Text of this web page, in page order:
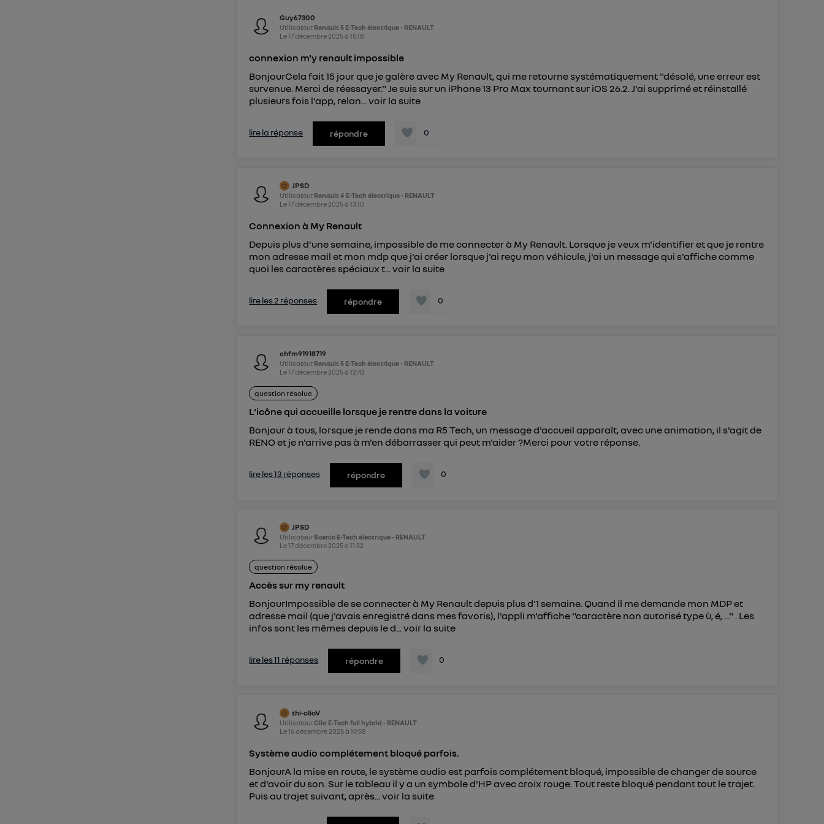
Guy67300
Utilisateur Renault 5 E-Tech électrique - RENAULT
Le17 décembre 2025à15:18
connexion m'y renault impossible
BonjourCela fait 15 jour que je galère avec My Renault, qui me retourne systématiquement "désolé, une erreur est
survenue. Merci de réessayer." Je suis sur un iPhone 13 Pro Max tournant sur iOS 26.2. J'ai supprimé et réinstallé
plusieurs fois l'app, relan...voir la suite
lire la réponse répondre 0
JPSD
Utilisateur Renault 4 E-Tech électrique - RENAULT
Le17 décembre 2025à13:10
Connexion à My Renault
Depuis plus d'une semaine, impossible de me connecter à My Renault. Lorsque je veux m'identifier et que je rentre
mon adresse mail et mon mdp que j'ai créer lorsque j'ai reçu mon véhicule, j'ai un message qui s'affiche comme
quoi les caractères spéciaux t...voir la suite
lire les 2 réponses répondre 0
chfm91918719
Utilisateur Renault 5 E-Tech électrique - RENAULT
Le17 décembre 2025à12:42
question résolue
L'icône qui accueille lorsque je rentre dans la voiture
Bonjour à tous, lorsque je rende dans ma R5 Tech, un message d'accueil apparaît, avec une animation, il s'agit de
RENO et je n'arrive pas à m'en débarrasser qui peut m'aider ?Merci pour votre réponse.
lire les 13 réponses répondre 0
JPSD
UtilisateurScenic E-Tech électrique - RENAULT
Le17 décembre 2025à11:32
question résolue
Accès sur my renault
BonjourImpossible de se connecter à My Renault depuis plus d'1 semaine. Quand il me demande mon MDP et
adresse mail (que j'avais enregistré dans mes favoris), l'appli m'affiche "caractère non autorisé type ù, é, ..." . Les
infos sont les mêmes depuis le d...voir la suite
lire les 11 réponses répondre 0
thi-clioV
UtilisateurClio E-Tech full hybrid - RENAULT
Le16 décembre 2025à19:58
Système audio complétement bloqué parfois.
BonjourA la mise en route, le système audio est parfois complétement bloqué, impossible de changer de source
et d'avoir du son. Sur le tableau il y a un symbole d'HP avec croix rouge. Tout reste bloqué pendant tout le trajet.
Puis au trajet suivant, après...voir la suite
") ou via la page « gérer Utiq » en bas de ce site. Pour plus
d'informations, veuillez consulter
personnelles d'Utiq